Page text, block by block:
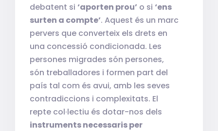
debatent si ‘aporten prou’ o si ‘ens
surten a compte’. Aquest és un marc
pervers que converteix els drets en
una concessió condicionada. Les
persones migrades són persones,
són treballadores i formen part del
país tal com és avui, amb les seves
contradiccions i complexitats. El
repte col·lectiu és dotar-nos dels
instruments necessaris per